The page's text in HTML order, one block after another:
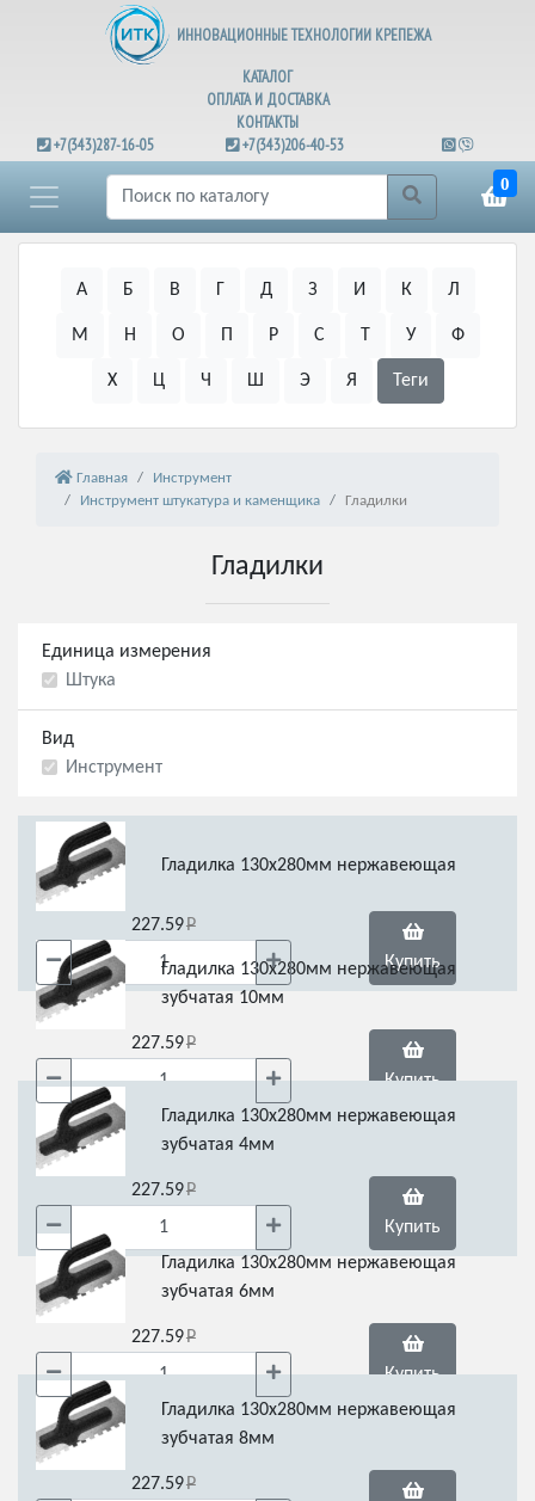
ИННОВАЦИОННЫЕ ТЕХНОЛОГИИ КРЕПЕЖА
КАТАЛОГ
ОПЛАТА И ДОСТАВКА
КОНТАКТЫ
+7(343)287-16-05
+7(343)206-40-53
0
А Б В Г Д З И К Л
М Н О П Р С Т У Ф
Х Ц Ч Ш Э Я Теги
Главная
Инструмент
Инструмент штукатура и каменщика
Гладилки
Гладилки
Единица измерения
Штука
Вид
Инструмент
Гладилка 130х280мм нержавеющая
227.59
Купить
Гладилка 130х280мм нержавеющая
зубчатая 10мм
227.59
Купить
Гладилка 130х280мм нержавеющая
зубчатая 4мм
227.59
Купить
Гладилка 130х280мм нержавеющая
зубчатая 6мм
227.59
Купить
Гладилка 130х280мм нержавеющая
зубчатая 8мм
227.59